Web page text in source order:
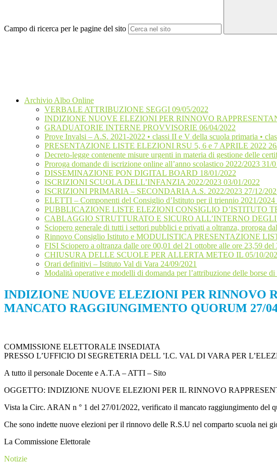
Campo di ricerca per le pagine del sito
Archivio Albo Online
VERBALE ATTRIBUZIONE SEGGI 09/05/2022
INDIZIONE NUOVE ELEZIONI PER RINNOVO
GRADUATORIE INTERNE PROVVISORIE 06/04/2022
Prove Invalsi – A.S. 2021-2022 • classi II e V della scuola primaria •
PRESENTAZIONE LISTE ELEZIONI RSU 5, 6 e 7 APRILE 2022
Decreto-legge contenente misure urgenti in materia di gestione delle
Proroga domande di iscrizione online all’anno scolastico 2022/2023 31/
DISSEMINAZIONE PON DIGITAL BOARD 18/01/2022
ISCRIZIONI SCUOLA DELL’INFANZIA 2022/2023 03/01/2022
ISCRIZIONI PRIMARIA – SECONDARIA A.S. 2022/2023 27/12/
ELETTI – Componenti del Consiglio d’Istituto per il triennio 2021/2024
PUBBLICAZIONE LISTE ELEZIONI CONSIGLIO D’ISTITUTO
CABLAGGIO STRUTTURATO E SICURO ALL’INTERNO DEGLI
Sciopero generale di tutti i settori pubblici e privati a oltranza, proroga
Rinnovo Consiglio Istituto e MODULISTICA PRESENTAZIONE
FISI Sciopero a oltranza dalle ore 00,01 del 21 ottobre alle ore 23,59
CHIUSURA DELLE SCUOLE PER ALLERTA METEO IL 05/10/
Orari definitivi – Istituto Val di Vara 24/09/2021
Modalità operative e modelli di domanda per l’attribuzione delle borse
INDIZIONE NUOVE ELEZIONI PER RINNOVO
MANCATO RAGGIUNGIMENTO QUORUM 27/
COMMISSIONE ELETTORALE INSEDIATA
PRESSO L’UFFICIO DI SEGRETERIA DELL ’I.C. VAL DI VARA PER
A tutto il personale Docente e A.T.A – ATTI – Sito
OGGETTO: INDIZIONE NUOVE ELEZIONI PER IL RINNOVO
Vista la Circ. ARAN n ° 1 del 27/01/2022, verificato il mancato raggiungimento del
Che sono indette nuove elezioni per il rinnovo delle R.S.U nel comparto scuola nei
La Commissione Elettorale
Notizie